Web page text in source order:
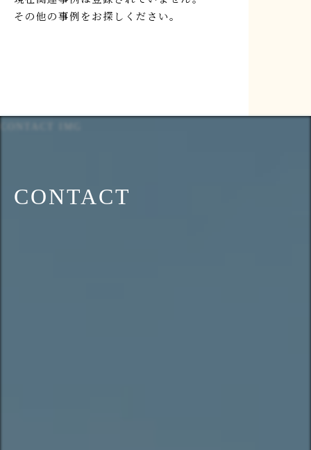
その他の事例をお探しください。
CONTACT